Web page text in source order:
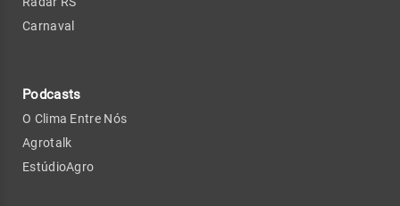
Carnaval
Podcasts
O Clima Entre Nós
Agrotalk
EstúdioAgro